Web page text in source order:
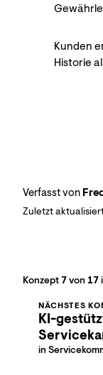
Kunden
Historie
Verfasst von
Zuletzt
Konzept7von 17
NÄCHSTES
KI-
in